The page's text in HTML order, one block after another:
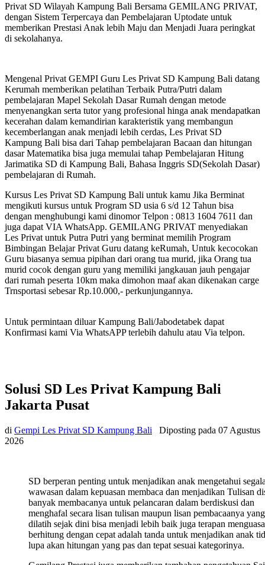
Privat SD Wilayah Kampung Bali Bersama GEMILANG PRIVAT,
dengan Sistem Terpercaya dan Pembelajaran Uptodate untuk
memberikan Prestasi Anak lebih Maju dan Menjadi Juara peringkat
di sekolahanya.
Mengenal Privat GEMPI Guru Les Privat SD Kampung Bali datang
Kerumah memberikan pelatihan Terbaik Putra/Putri dalam
pembelajaran Mapel Sekolah Dasar Rumah dengan metode
menyenangkan serta tutor yang profesional hinga anak mendapatkan
kecerahan dalam kemandirian karakteristik yang membangun
kecemberlangan anak menjadi lebih cerdas, Les Privat SD
Kampung Bali bisa dari Tahap pembelajaran Bacaan dan hitungan
dasar Matematika bisa juga memulai tahap Pembelajaran Hitung
Jarimatika SD di Kampung Bali, Bahasa Inggris SD(Sekolah Dasar)
pembelajaran di Rumah.
Kursus Les Privat SD Kampung Bali untuk kamu Jika Berminat
mengikuti kursus untuk Program SD usia 6 s/d 12 Tahun bisa
dengan menghubungi kami dinomor Telpon : 0813 1604 7611 dan
juga dapat VIA WhatsApp. GEMILANG PRIVAT menyediakan
Les Privat untuk Putra Putri yang berminat memilih Program
Bimbingan Belajar Privat Guru datang keRumah, Untuk kecocokan
Guru biasanya semua pipihan dari orang tua murid, jika Orang tua
murid cocok dengan guru yang memiliki jangkauan jauh pengajar
dari rumah peserta 10km maka dimohon maaf akan dikenakan carge
Trnsportasi sebesar Rp.10.000,- perkunjungannya.
Untuk permintaan diluar Kampung Bali/Jabodetabek dapat
Konfirmasi kami Via WhatsAPP terlebih dahulu atau Via telpon.
Solusi SD Les Privat Kampung Bali
Jakarta Pusat
di Gempi Les Privat SD Kampung Bali Diposting pada 07 Agustus
2026
SD berperan penting untuk menjadikan anak mengetahui
wawasan dalam kepuasan membaca dan menjadikan Tulisan
banyak membacanya untuk pelancaran dalam berdiskusi dan
menghafal secara lisan tulisan maupun lisan pembacaanya yang
dilatih sejak dini bisa menjadi lebih baik juga terapan
berhitung dengan cepat adalah tanda untuk menjadikan anak
lupa akan hitungan yang pas dan tepat sesuai kategorinya.